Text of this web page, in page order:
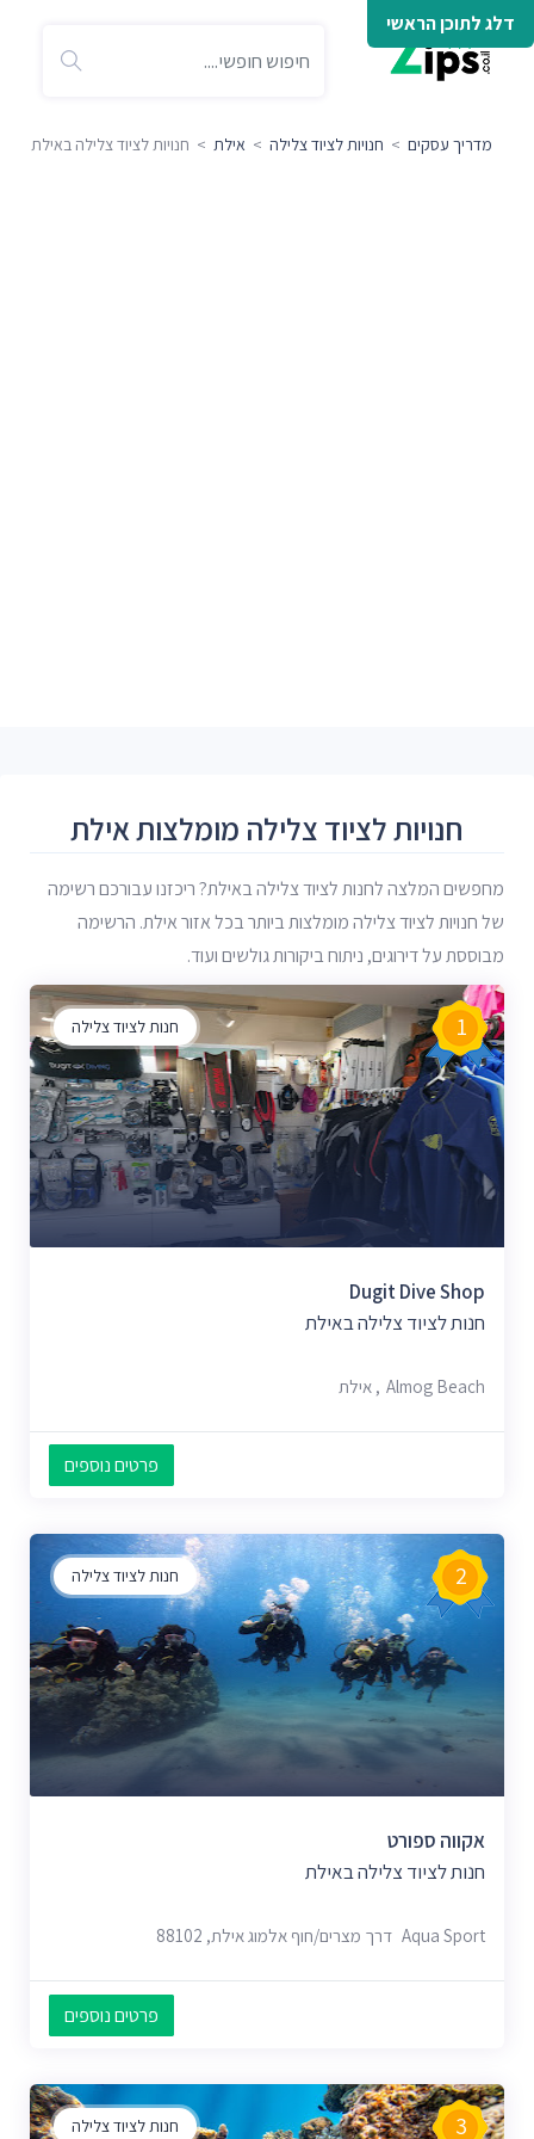
דלג לתוכן הראשי
מדריך עסקים > חנויות לציוד צלילה > אילת > חנויות לציוד צלילה באילת
חנויות לציוד צלילה מומלצות אילת
מחפשים המלצה לחנות לציוד צלילה באילת? ריכזנו עבורכם רשימה
של חנויות לציוד צלילה מומלצות ביותר בכל אזור אילת. הרשימה
מבוססת על דירוגים, ניתוח ביקורות גולשים ועוד.
חנות לציוד צלילה 1
Dugit Dive Shop
חנות לציוד צלילה באילת
Almog Beach, אילת
פרטים נוספים
חנות לציוד צלילה 2
אקווה ספורט
חנות לציוד צלילה באילת
Aqua Sport דרך מצרים/חוף אלמוג אילת, 88102
פרטים נוספים
חנות לציוד צלילה 3